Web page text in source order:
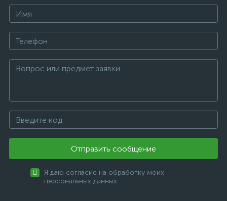
Отправить сообщение
Я даю согласие на обработку моих
персональных данных